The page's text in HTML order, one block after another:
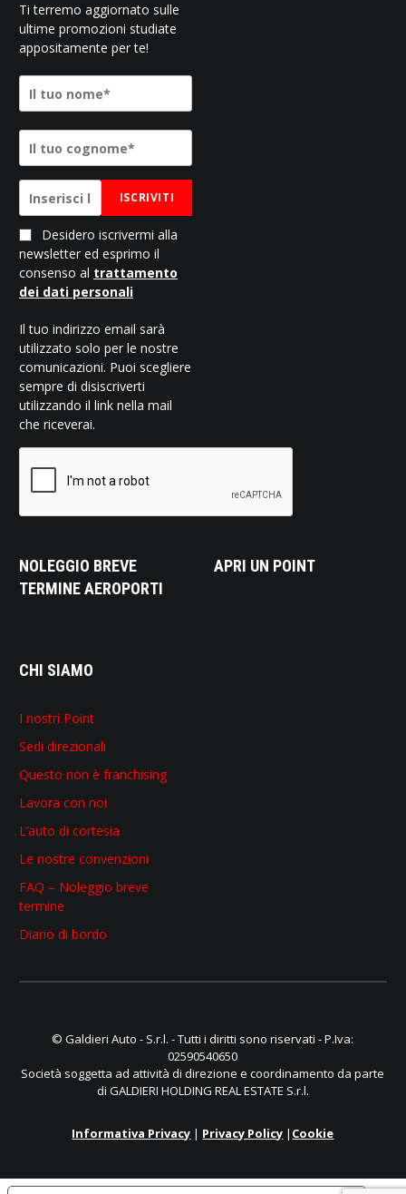
Ti terremo aggiornato sulle
ultime promozioni studiate
appositamente per te!
ISCRIVITI
Desidero iscrivermi alla
newsletter ed esprimo il
consenso al trattamento
dei dati personali
Il tuo indirizzo email sarà
utilizzato solo per le nostre
comunicazioni. Puoi scegliere
sempre di disiscriverti
utilizzando il link nella mail
che riceverai.
NOLEGGIO BREVE
TERMINE AEROPORTI
APRI UN POINT
CHI SIAMO
I nostri Point
Sedi direzionali
Questo non è franchising
Lavora con noi
L’auto di cortesia
Le nostre convenzioni
FAQ – Noleggio breve
termine
Diario di bordo
© Galdieri Auto - S.r.l. - Tutti i diritti sono riservati - P.Iva:
02590540650
Società soggetta ad attività di direzione e coordinamento da parte
di GALDIERI HOLDING REAL ESTATE S.r.l.
Informativa Privacy | Privacy Policy | Cookie